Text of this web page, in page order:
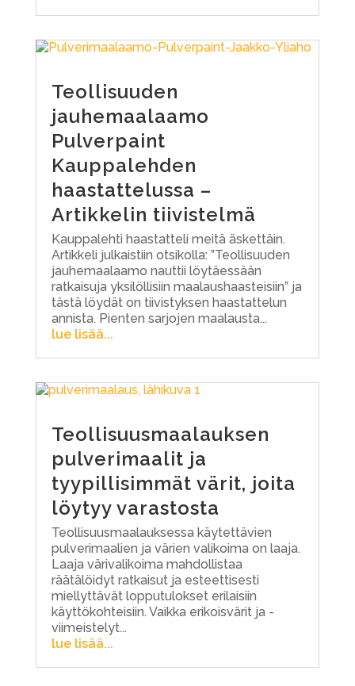
Teollisuuden
jauhemaalaamo
Pulverpaint
Kauppalehden
haastattelussa –
Artikkelin tiivistelmä
Kauppalehti haastatteli meitä äskettäin.
Artikkeli julkaistiin otsikolla: ”Teollisuuden
jauhemaalaamo nauttii löytäessään
ratkaisuja yksilöllisiin maalaushaasteisiin” ja
tästä löydät on tiivistyksen haastattelun
annista. Pienten sarjojen maalausta...
lue lisää...
Teollisuusmaalauksen
pulverimaalit ja
tyypillisimmät värit, joita
löytyy varastosta
Teollisuusmaalauksessa käytettävien
pulverimaalien ja värien valikoima on laaja.
Laaja värivalikoima mahdollistaa
räätälöidyt ratkaisut ja esteettisesti
miellyttävät lopputulokset erilaisiin
käyttökohteisiin. Vaikka erikoisvärit ja -
viimeistelyt...
lue lisää...